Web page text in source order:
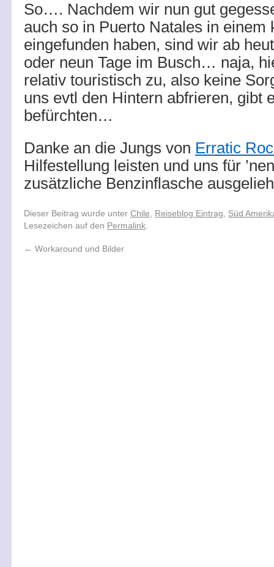
So…. Nachdem wir nun gut
auch so in Puerto Natales in einem
eingefunden haben, sind wir ab
oder neun Tage im Busch… naja,
relativ touristisch zu, also keine
uns evtl den Hintern abfrieren, gibt
befürchten…
Danke an die Jungs von Erratic
Hilfestellung leisten und uns für
zusätzliche Benzinflasche
Dieser Beitrag wurde unter Chile Reiseblog Eintrag
Süd
Lesezeichen auf den Permalink
← Workaround und Bilder